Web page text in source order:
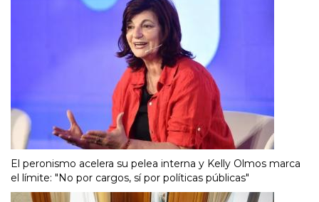
El peronismo acelera su pelea interna y Kelly Olmos marca
el límite: "No por cargos, sí por políticas públicas"